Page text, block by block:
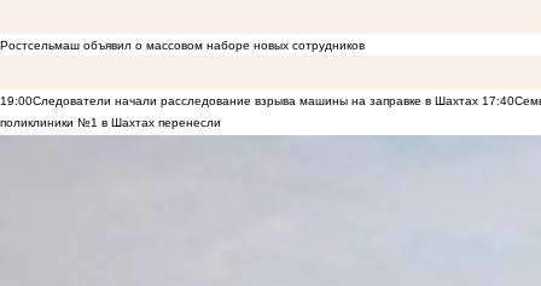
Ростсельмаш объявил о массовом наборе новых сотрудников
19:00Следователи начали расследование взрыва машины на заправке в Шахтах 17:40
поликлиники №1 в Шахтах перенесли